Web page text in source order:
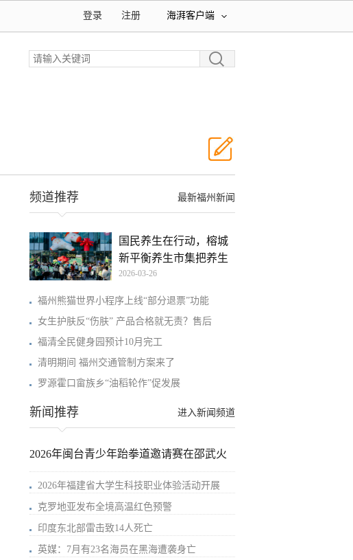
海湃客户端
注册
登录
最新福州新闻
频道推荐
国民养生在行动，榕城
新平衡养生市集把养生
逛
2026-03-26
福州熊猫世界小程序上线“部分退票”功能
女生护肤反“伤肤” 产品合格就无责？售后
福清全民健身园预计10月完工
清明期间 福州交通管制方案来了
罗源霍口畲族乡“油稻轮作”促发展
进入新闻频道
新闻推荐
2026年闽台青少年跆拳道邀请赛在邵武火
2026年福建省大学生科技职业体验活动开展
克罗地亚发布全境高温红色预警
印度东北部雷击致14人死亡
英媒：7月有23名海员在黑海遭袭身亡